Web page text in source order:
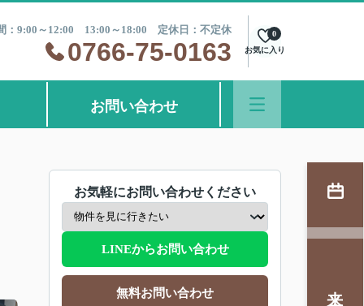
：9:00～12:00 13:00～18:00 定休日：不定休
0766-75-0163 お気に入り
0
お問い合わせ
お気軽にお問い合わせください
LINEからお問い合わせ
無料お問い合わせ